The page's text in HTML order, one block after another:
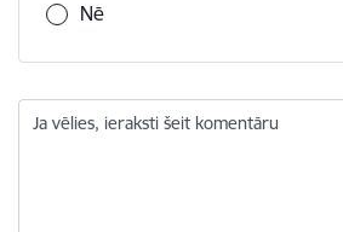
Nē
Ja vēlies, ieraksti šeit komentāru